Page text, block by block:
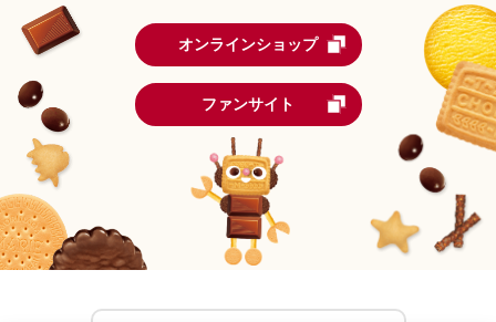
オンラインショップ
ファンサイト